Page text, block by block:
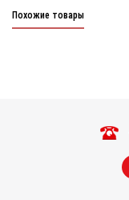
Похожие товары